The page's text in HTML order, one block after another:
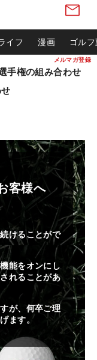
メルマガ登録
イフ 漫画 ゴル
手権の組み合わせ
客様へ
けることがで
能をオンにし
れることがあ
が、何卒ご理
ます。